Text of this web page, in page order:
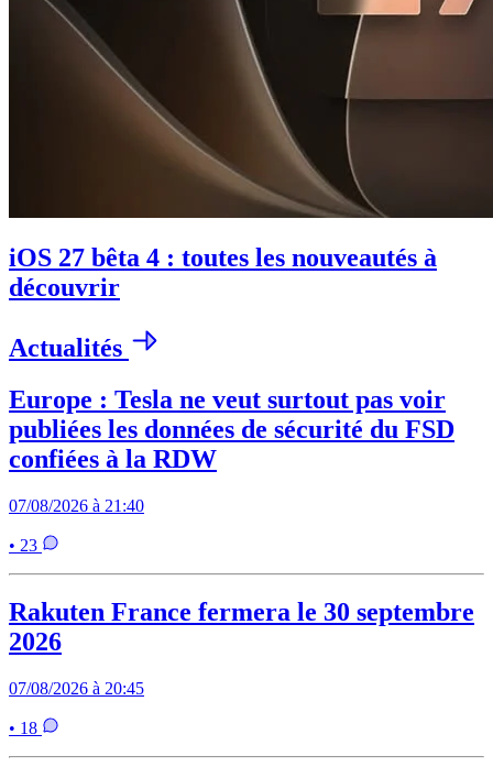
iOS 27 bêta 4 : toutes les nouveautés à
découvrir
Actualités
Europe : Tesla ne veut surtout pas voir
publiées les données de sécurité du FSD
confiées à la RDW
07/08/2026 à 21:40
• 23
Rakuten France fermera le 30 septembre
2026
07/08/2026 à 20:45
• 18